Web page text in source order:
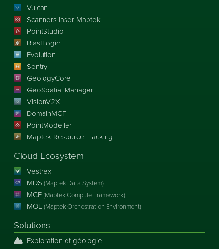
Vulcan
Scanners laser Maptek
PointStudio
BlastLogic
Evolution
Sentry
GeologyCore
GeoSpatial Manager
VisionV2X
DomainMCF
PointModeller
Maptek Resource Tracking
Cloud Ecosystem
Vestrex
MDS (Maptek Data System)
MCF (Maptek Compute Framework)
MOE (Maptek Orchestration Environment)
Solutions
Exploration et géologie